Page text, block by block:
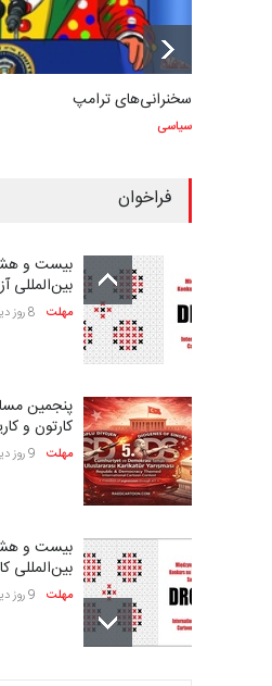
سخنرانی‌های ترامپ
سیاسی
فراخوان
بیست و
بین‌المللی
مهلت 8 روز دیگر
پنجمین
کارتون و
مهلت 9 روز دیگر
بیست و
بین‌المللی
مهلت 9 روز دیگر